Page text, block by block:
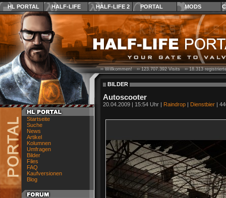
HL PORTAL HALF-LIFE HALF-LIFE 2 PORTAL MODS
Startseite
Suche
News
Artikel
Kolumnen
Umfragen
Bilder
Files
FAQ
Kaufversionen
Blog
›› Willkommen! ››123.707.392Visits ››18.313
BILDER
Autoscooter
20.04.2009 | 15:54 Uhr | Raindrop | Dienstbier |